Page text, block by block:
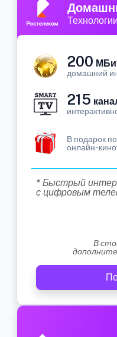
200
домашний
215
В подарок
онлайн-
* Быстрый
с цифровым
В